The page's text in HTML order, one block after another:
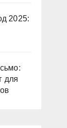
2025:
для